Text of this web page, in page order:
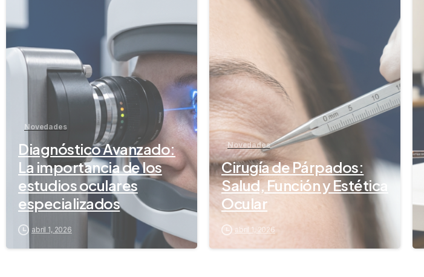
Novedades
Diagnóstico Avanzado:
La importancia de los
estudios oculares
especializados
abril 1, 2026
Novedades
Cirugía de Párpados:
Salud, Función y Estética
Ocular
abril 1, 2026